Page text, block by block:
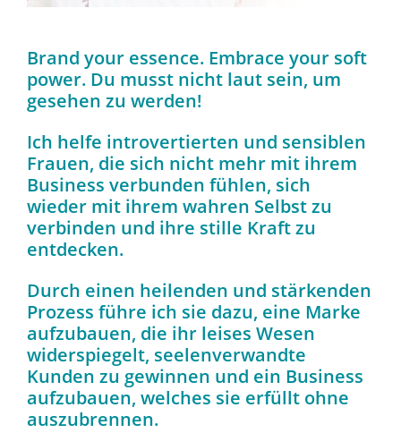
Brand your essence. Embrace your soft
power. Du musst nicht laut sein, um
gesehen zu werden!
Ich helfe introvertierten und sensiblen
Frauen, die sich nicht mehr mit ihrem
Business verbunden fühlen, sich
wieder mit ihrem wahren Selbst zu
verbinden und ihre stille Kraft zu
entdecken.
Durch einen heilenden und stärkenden
Prozess führe ich sie dazu, eine Marke
aufzubauen, die ihr leises Wesen
widerspiegelt, seelenverwandte
Kunden zu gewinnen und ein Business
aufzubauen, welches sie erfüllt ohne
auszubrennen.